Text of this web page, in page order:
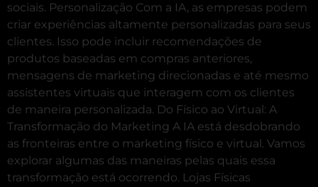
sociais. Personalização Com a IA, as empresas podem
criar experiências altamente personalizadas para seus
clientes. Isso pode incluir recomendações de
produtos baseadas em compras anteriores,
mensagens de marketing direcionadas e até mesmo
assistentes virtuais que interagem com os clientes
de maneira personalizada. Do Físico ao Virtual: A
Transformação do Marketing A IA está desdobrando
as fronteiras entre o marketing físico e virtual. Vamos
explorar algumas das maneiras pelas quais essa
transformação está ocorrendo. Lojas Físicas